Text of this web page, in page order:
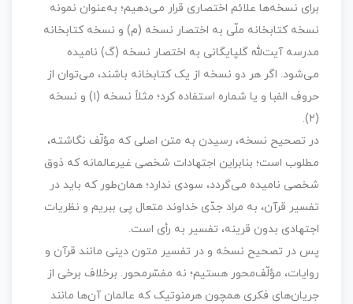
برای نسخه‌ها علائم اختصاری قرار می‌دهیم؛ به‌عنوان نمونه
نسخه کتابخانه ملّی به اختصار نسخه (م) و نسخه کتابخانه
مدرسه آیت‌ﷲ گلپایگانی به اختصار نسخه (گ) نامیده
می‌شود. اگر هر دو نسخه از یک کتابخانه باشند، می‌توان از
حروف الفبا و یا شماره استفاده کرد؛ مثلاً نسخه (۱) و نسخه
(۲).
در تصحیح نسخه، رسیدن به متن اصلی که مؤلّف نگاشته،
مطلوب است؛ بنابراین اجتهادات شخصی غیرعالمانه که ذوق
شخصی نامیده می‌گردد، سودی ندارد؛ همان‌طور که باید در
تفسیر قرآن، به مراد جدّی خداوند متعال پی ببریم و نظریات
اجتهادی بدون قرینه، تفسیر به رأی است.
پس در تصحیح نسخه و در تفسیر متون دینی مانند قرآن و
روایات، مؤلّف‌محور هستیم؛ نه مفسّرمحور. برخلاف برخی از
جریان‌های فکری همچون هرمنوتیک که عالمان آن‌ها مانند